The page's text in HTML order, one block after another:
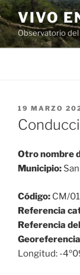
Saltar
al
contenido
VIVO
Observatorio
PUBLICADO
EL
19 MARZO
Otro nombre
Municipio:
Código: CM/
Referencia
Referencia
Longitud: -